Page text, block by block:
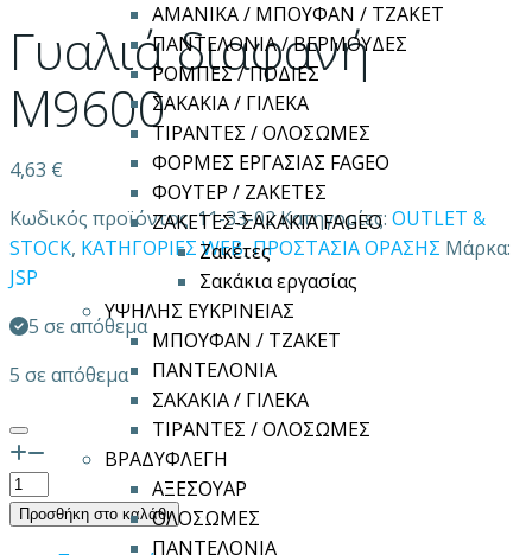
ΑΜΑΝΙΚΑ / ΜΠΟΥΦΑΝ / ΤΖΑΚΕΤ
ΠΑΝΤΕΛΟΝΙΑ / ΒΕΡΜΟΥΔΕΣ
ΡΟΜΠΕΣ / ΠΟΔΙΕΣ
ΣΑΚΑΚΙΑ / ΓΙΛΕΚΑ
ΤΙΡΑΝΤΕΣ / ΟΛΟΣΩΜΕΣ
ΦΟΡΜΕΣ ΕΡΓΑΣΙΑΣ FAGEO
ΦΟΥΤΕΡ / ΖΑΚΕΤΕΣ
ΖΑΚΕΤΕΣ-ΣΑΚΑΚΙΑ FAGEO
Ζακέτες
Σακάκια εργασίας
ΥΨΗΛΗΣ ΕΥΚΡΙΝΕΙΑΣ
ΜΠΟΥΦΑΝ / ΤΖΑΚΕΤ
ΠΑΝΤΕΛΟΝΙΑ
ΣΑΚΑΚΙΑ / ΓΙΛΕΚΑ
ΤΙΡΑΝΤΕΣ / ΟΛΟΣΩΜΕΣ
ΒΡΑΔΥΦΛΕΓΗ
ΑΞΕΣΟΥΑΡ
ΟΛΟΣΩΜΕΣ
ΠΑΝΤΕΛΟΝΙΑ
Γυαλιά διαφανή
Μ9600
4,63 €
Κωδικός προϊόντος:11-33-02Κατηγορίες: OUTLET &
STOCK, ΚΑΤΗΓΟΡΙΕΣ WEB,ΠΡΟΣΤΑΣΙΑ ΟΡΑΣΗΣ Μάρκα:
JSP
5 σε απόθεμα
5 σε απόθεμα
Γυαλιά
διαφανή
Προσθήκη στο καλάθι